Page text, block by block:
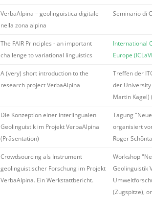
VerbaAlpina – geolinguistica digitale
nella zona alpina
Seminario di
The FAIR Principles - an important
challenge to variational linguistics
International
Europe
A (very) short introduction to the
research project VerbaAlpina
Treffen der
der
Martin Kagel) (
Die Konzeption einer interlingualen
Geolinguistik im Projekt VerbaAlpina
(Präsentation)
Tagung
organisiert
Roger
Crowdsourcing als Instrument
geolinguistischer Forschung im Projekt
VerbaAlpina. Ein Werkstattbericht.
Workshop
Geolinguistik
(Zugspitze),